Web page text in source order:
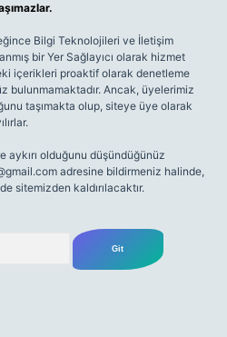
Bilgi Teknolojileri ve İletişim
bir Yer Sağlayıcı olarak hizmet
içerikleri proaktif olarak denetleme
bulunmamaktadır. Ancak, üyelerimiz
taşımakta olup, siteye üye olarak
olduğunu düşündüğünüz
adresine bildirmeniz halinde,
sitemizden kaldırılacaktır.